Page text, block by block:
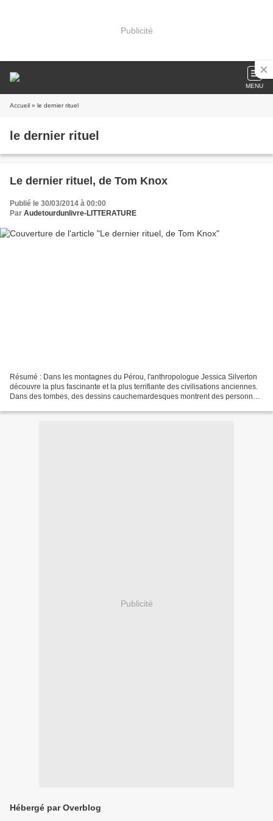
Publicité
MENU
Accueil » le dernier rituel
le dernier rituel
Le dernier rituel, de Tom Knox
Publié le 30/03/2014 à 00:00
Par Audetourdunlivre-LITTERATURE
Résumé : Dans les montagnes du Pérou, l'anthropologue Jessica Silverton
découvre la plus fascinante et la plus terrifiante des civilisations anciennes.
Dans des tombes, des dessins cauchemardesques montrent des personnes
Publicité
Hébergé par Overblog